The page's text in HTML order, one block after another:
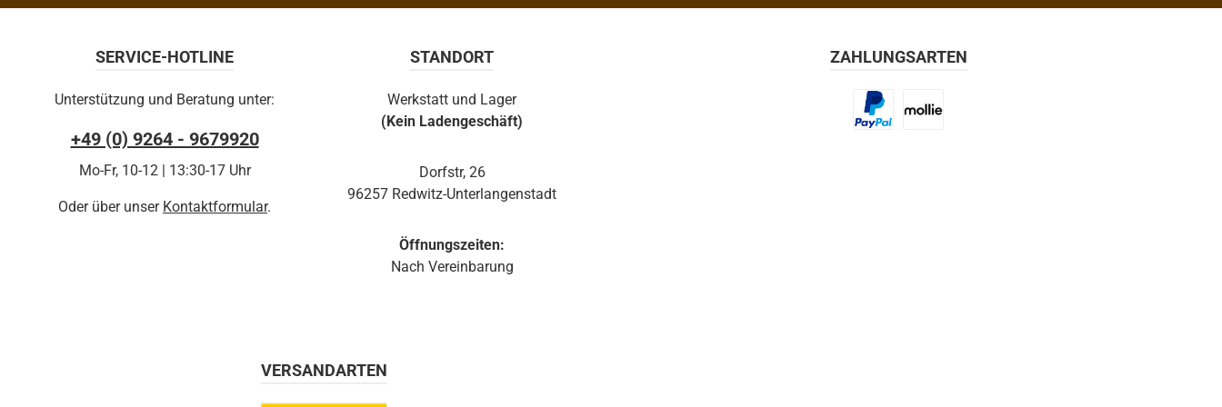
Ausrichtung des Monitors. Ein Wandhalter ist in der
JBL Control 1 Pro-WH integriert. Der Halter ist mit
Wandplatte des Halters eingebaut ist. Somit lässt
sich die JBL Control 1 Pro auch ohne optionale
SERVICE-HOTLINE
Unterstützung und Beratung unter:
+49 (0) 9264 - 9679920
Mo-Fr, 10-12 | 13:30-17 Uhr
Oder über unser Kontaktformular.
STANDORT
Werkstatt und Lager
(Kein Ladengeschäft)
Dorfstr, 26
96257 Redwitz-Unterlangenstadt
Öffnungszeiten:
Nach Vereinbarung
ZAHLUNGSARTEN
VERSANDARTEN